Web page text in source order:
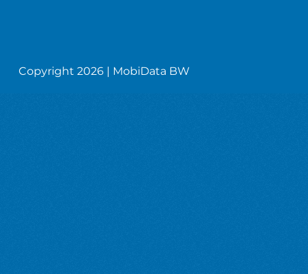
Copyright 2026 | MobiData BW